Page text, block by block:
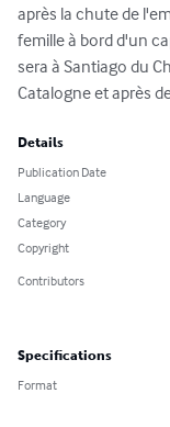
après la chute de
femille à bord d'un
sera à Santiago du
Catalogne et après
Details
Publication Date
Language
Category
Copyright
Contributors
Specifications
Format